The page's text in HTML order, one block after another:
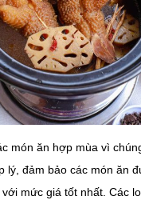
món ăn hợp mùa vì
lý, đảm bảo các món ăn
mức giá tốt nhất. Các